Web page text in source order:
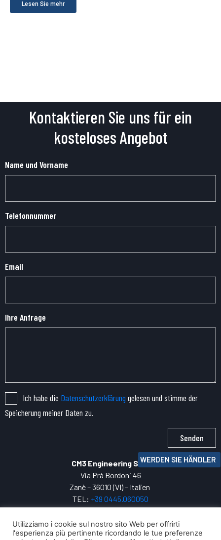
WERDEN SIE HÄNDLER
Lesen Sie mehr
Kontaktieren Sie uns für ein
kosteloses Angebot
Name und Vorname
Telefonnummer
Email
Ihre Anfrage
Ich habe die Datenschutzerklärung gelesen und stimme der
Speicherung meiner Daten zu.
Senden
CM3 Engineering SRL
Via Prà Bordoni 46
Zanè – 36010 (VI) – Italien
TEL: +39 0445. 060050
P.IVA: 04271800247
INFO:cm3@cm3engineering.com
Privacy Policy
Utilizziamo i cookie sul nostro sito Web per offrirti
l'esperienza più pertinente ricordando le tue preferenze